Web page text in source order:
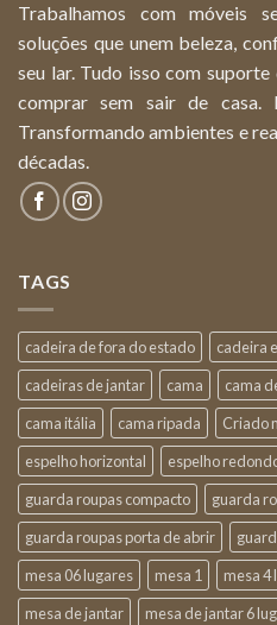
Trabalhamos com móveis
soluções que unem beleza,
seu lar. Tudo isso com
comprar sem sair de casa.
Transformando ambientes e
décadas.
TAGS
cadeira de fora do estado cadeira
cadeiras de jantar
cama cama
cama itália
cama ripada Criado
espelho horizontal
espelho
guarda roupas compacto
guarda
guarda roupas porta de abrir
mesa 06 lugares
mesa 1 mesa 4
mesa de jantar
mesa de jantar 6